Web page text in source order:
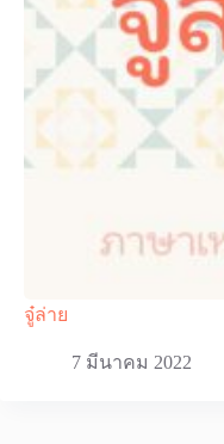
จู๋ล่าย
7 มีนาคม 2022